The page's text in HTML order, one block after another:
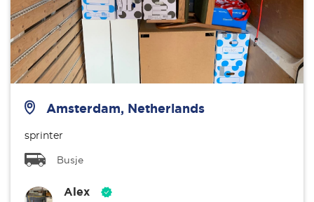
Amsterdam, Netherlands
sprinter
Busje
Alex